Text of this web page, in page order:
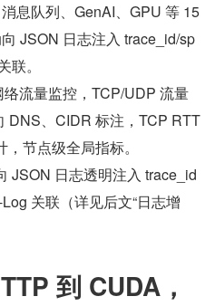
息队列、GenAI、GPU 等 15
JSON 日志注入 trace_id/sp
。
络流量监控，TCP/UDP 流量
DNS、CIDR 标注，TCP RTT
节点级全局指标。
JSON 日志透明注入 trace_id
关联（详见后文“日志增
到 CUDA，